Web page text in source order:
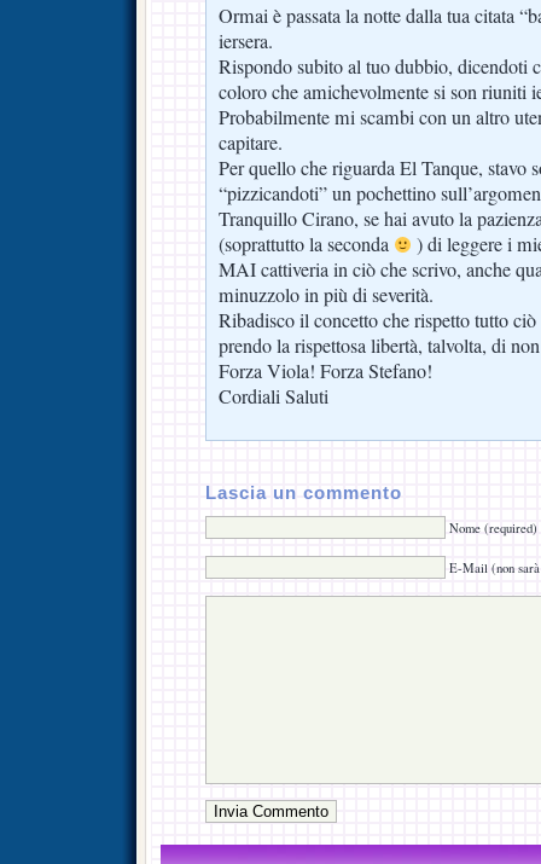
Ormai è passata la notte dalla tua citata
iersera.
Rispondo subito al tuo dubbio, dicendoti
coloro che amichevolmente si son riuniti
Probabilmente mi scambi con un altro
capitare.
Per quello che riguarda El Tanque, stavo
“pizzicandoti” un pochettino
Tranquillo Cirano, se hai avuto la
(soprattutto la seconda
) di leggere i
MAI cattiveria in ciò che scrivo, anche
minuzzolo in più di severità.
Ribadisco il concetto che rispetto tutto
prendo la rispettosa libertà, talvolta, di
Forza Viola! Forza Stefano!
Cordiali Saluti
Lascia un commento
Nome (required)
E-Mail (non